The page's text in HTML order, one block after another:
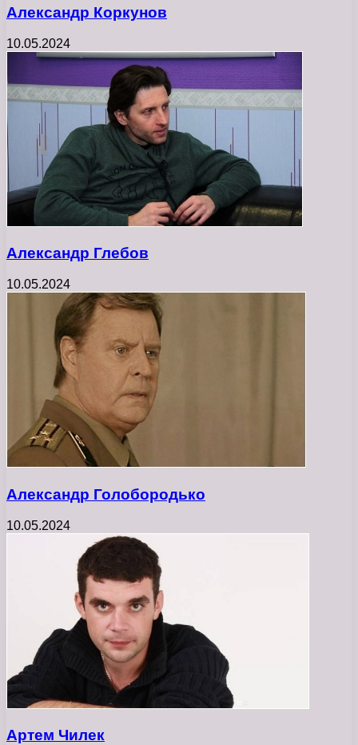
Александр Коркунов
10.05.2024
Александр Глебов
10.05.2024
Александр Голобородько
10.05.2024
Артем Чилек